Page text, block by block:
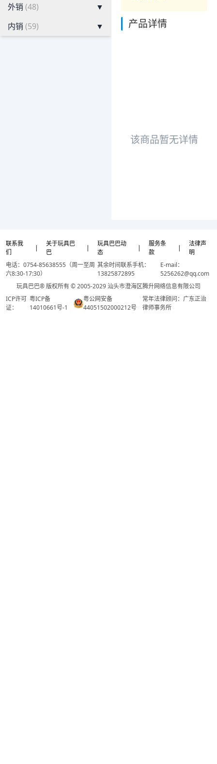
外销 (48)
▼
内销 (59) ▼ 产品详情
该商品暂无详情
联系我
们
|
关于玩具巴
巴
|
玩具巴巴动
态
|
服务条
款
|
法律声
明
电话：0754-85638555（周一至周
六8:30-17:30）
其余时间联系手机：
13825872895
E-mail：
5256262@qq.com
玩具巴巴® 版权所有 © 2005-2029 汕头市澄海区腾升网络信息有限公司
ICP许可
证：
粤ICP备
14010661号-1
粤公网安备
44051502000212号
常年法律顾问：广东正治
律师事务所